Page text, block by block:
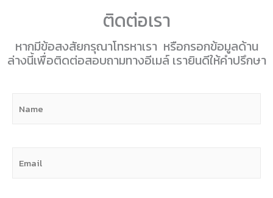
ติดต่อเรา
หากมีข้อสงสัยกรุณาโทรหาเรา หรือกรอกข้อมูลด้าน
ล่างนี้เพื่อติดต่อสอบถามทางอีเมล์ เรายินดีให้คำปรึกษา